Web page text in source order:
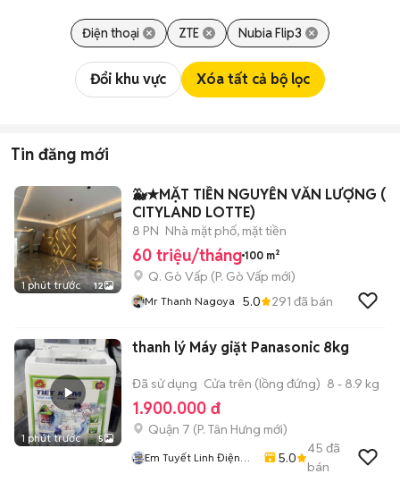
Điện thoại ZTE Nubia Flip3
Đổi khu vực Xóa tất cả bộ lọc
Tin đăng mới
1 phút trước 12
🐳★MẶT TIỀN NGUYỄN VĂN LƯỢNG (
CITYLAND LOTTE)
8 PN Nhà mặt phố, mặt tiền
60 triệu/tháng 100 m²
Q. Gò Vấp (P. Gò Vấp mới)
Mr Thanh Nagoya 5.0 291 đã bán
1 phút trước 5
thanh lý Máy giặt Panasonic 8kg
Đã sử dụng Cửa trên (lồng đứng) 8 - 8.9 kg
1.900.000 đ
Quận 7 (P. Tân Hưng mới)
Em Tuyết Linh Điện
5.0
45 đã
bán